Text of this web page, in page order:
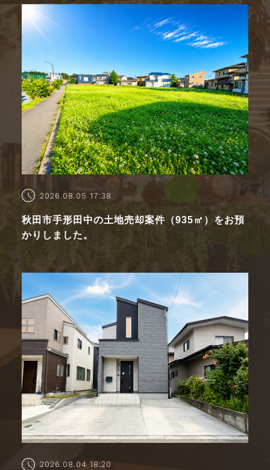
2026.08.05 17:38
秋田市手形田中の土地売却案件（935㎡）をお預
かりしました。
2026.08.04 18:20